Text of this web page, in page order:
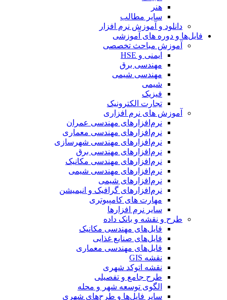
هنر
سایر مطالب
دانلود و آموزش نرم افزار
فایل‌ها و دوره های آموزشی
آموزش مباحث تخصصی
ایمنی و HSE
مهندسی برق
مهندسی شیمی
شیمی
فیزیک
تجارت الکترونیک
آموزش های نرم افزاری
نرم‌افزارهای مهندسی عمران
نرم‌افزارهای مهندسی معماری
نرم‌افزارهای مهندسی شهرسازی
نرم‌افزارهای مهندسی برق
نرم‌افزارهای مهندسی مکانیک
نرم‌افزارهای مهندسی شیمی
نرم‌افزارهای شیمی
نرم‌افزارهای گرافیک و انیمیشن
مهارت های کامپیوتری
سایر نرم افزارها
طرح و نقشه و بانک داده
فایل‌های مهندسی مکانیک
فایل‌های صنایع غذایی
فایل‌های مهندسی معماری
نقشه GIS
نقشه اتوکد شهری
طرح جامع و تفصیلی
الگوی توسعه شهر و محله
سایر فایل‌ها و طرح‌های شهری